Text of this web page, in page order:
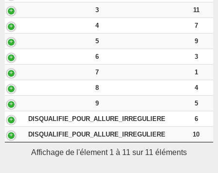
3 11
4 7
5 9
6 3
7 1
8 4
9 5
DISQUALIFIE_POUR_ALLURE_IRREGULIERE 6
DISQUALIFIE_POUR_ALLURE_IRREGULIERE 10
Affichage de l'élement 1 à 11 sur 11 éléments